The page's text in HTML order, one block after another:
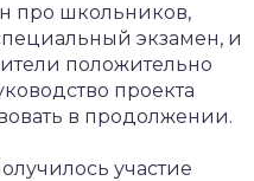
про школьников,
экзамен, и
положительно
проекта
в продолжении.
участие